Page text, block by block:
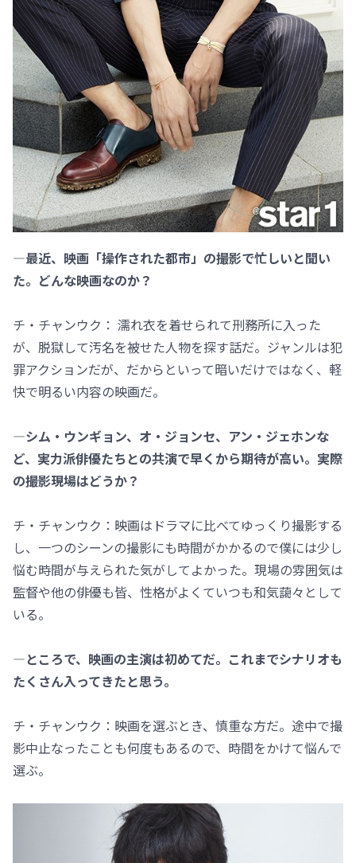
―最近、映画「操作された都市」の撮影で忙しいと聞い
た。どんな映画なのか？
チ・チャンウク： 濡れ衣を着せられて刑務所に入った
が、脱獄して汚名を被せた人物を探す話だ。ジャンルは犯
罪アクションだが、だからといって暗いだけではなく、軽
快で明るい内容の映画だ。
―シム・ウンギョン、オ・ジョンセ、アン・ジェホンな
ど、実力派俳優たちとの共演で早くから期待が高い。実際
の撮影現場はどうか？
チ・チャンウク：映画はドラマに比べてゆっくり撮影する
し、一つのシーンの撮影にも時間がかかるので僕には少し
悩む時間が与えられた気がしてよかった。現場の雰囲気は
監督や他の俳優も皆、性格がよくていつも和気藹々として
いる。
―ところで、映画の主演は初めてだ。これまでシナリオも
たくさん入ってきたと思う。
チ・チャンウク：映画を選ぶとき、慎重な方だ。途中で撮
影中止なったことも何度もあるので、時間をかけて悩んで
選ぶ。